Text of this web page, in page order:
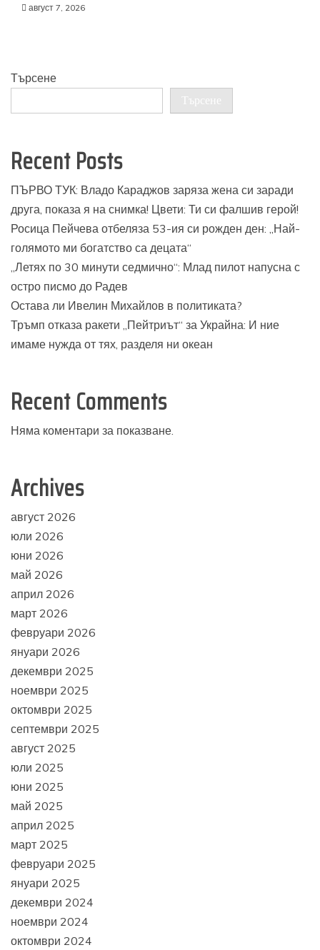
август 7, 2026
Търсене
Търсене
Recent Posts
ПЪРВО ТУК: Владо Караджов заряза жена си заради
друга, показа я на снимка! Цвети: Ти си фалшив герой!
Росица Пейчева отбеляза 53-ия си рожден ден: „Най-
голямото ми богатство са децата“
„Летях по 30 минути седмично“: Млад пилот напусна с
остро писмо до Радев
Остава ли Ивелин Михайлов в политиката?
Тръмп отказа ракети „Пейтриът“ за Украйна: И ние
имаме нужда от тях, разделя ни океан
Recent Comments
Няма коментари за показване.
Archives
август 2026
юли 2026
юни 2026
май 2026
април 2026
март 2026
февруари 2026
януари 2026
декември 2025
ноември 2025
октомври 2025
септември 2025
август 2025
юли 2025
юни 2025
май 2025
април 2025
март 2025
февруари 2025
януари 2025
декември 2024
ноември 2024
октомври 2024